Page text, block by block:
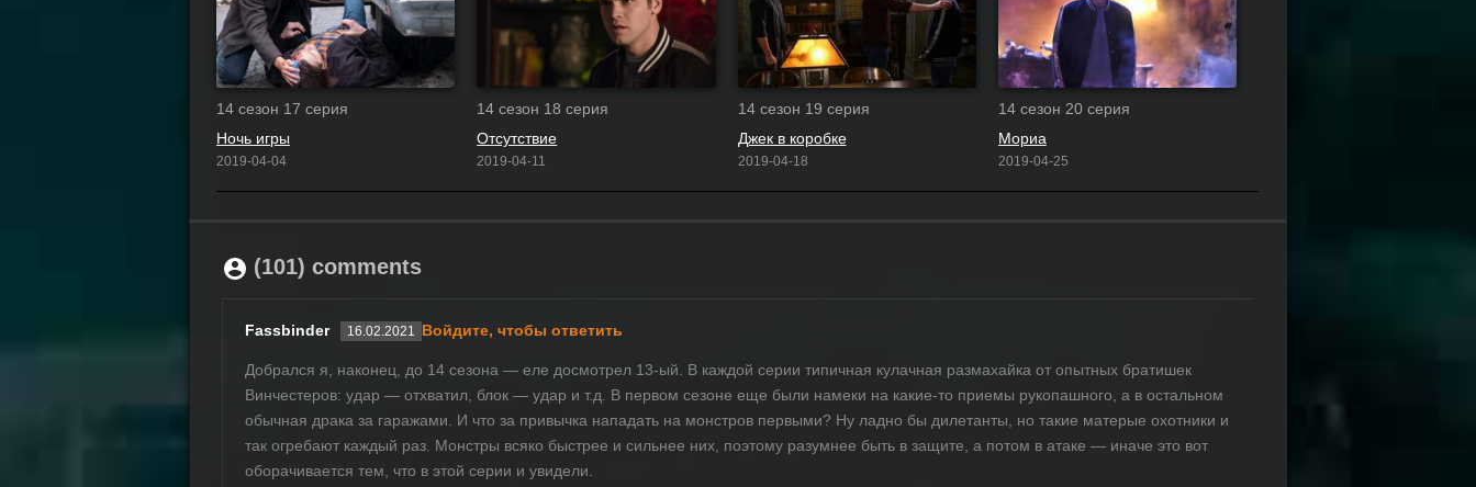
14 сезон 17 серия
Ночь игры
2019-04-04
14 сезон 18 серия
Отсутствие
2019-04-11
14 сезон 19 серия
Джек в коробке
2019-04-18
14 сезон 20 серия
Мориа
2019-04-25
(101) comments
Fassbinder 16.02.2021 Войдите, чтобы ответить
Добрался я, наконец, до 14 сезона — еле досмотрел 13-ый. В каждой серии типичная кулачная размахайка от опытных братишек
Винчестеров: удар — отхватил, блок — удар и т.д. В первом сезоне еще были намеки на какие-то приемы рукопашного, а в остальном
обычная драка за гаражами. И что за привычка нападать на монстров первыми? Ну ладно бы дилетанты, но такие матерые охотники и
так огребают каждый раз. Монстры всяко быстрее и сильнее них, поэтому разумнее быть в защите, а потом в атаке — иначе это вот
оборачивается тем, что в этой серии и увидели.